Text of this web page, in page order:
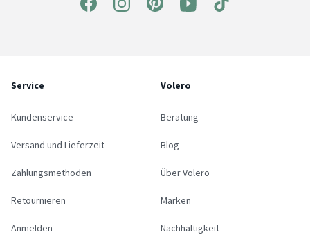
Service
Kundenservice
Versand und Lieferzeit
Zahlungsmethoden
Retournieren
Anmelden
Volero
Beratung
Blog
Über Volero
Marken
Nachhaltigkeit